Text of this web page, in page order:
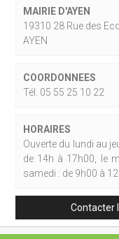
MAIRIE D'AYEN
19310 28 Rue des
AYEN
COORDONNEES
Tél. 05 55 25 10 22
HORAIRES
Ouverte du lundi au
de 14h à 17h00, le
samedi : de 9h00 à
Contacter